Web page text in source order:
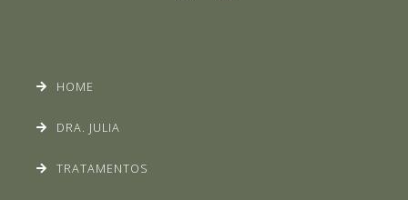
HOME
DRA. JULIA
TRATAMENTOS